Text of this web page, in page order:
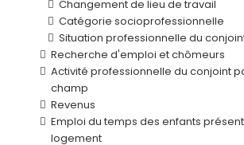
Changement de lieu de travail
Catégorie socioprofessionnelle
Situation professionnelle du
Recherche d'emploi et chômeurs
Activité professionnelle du conjoint
champ
Revenus
Emploi du temps des enfants
logement